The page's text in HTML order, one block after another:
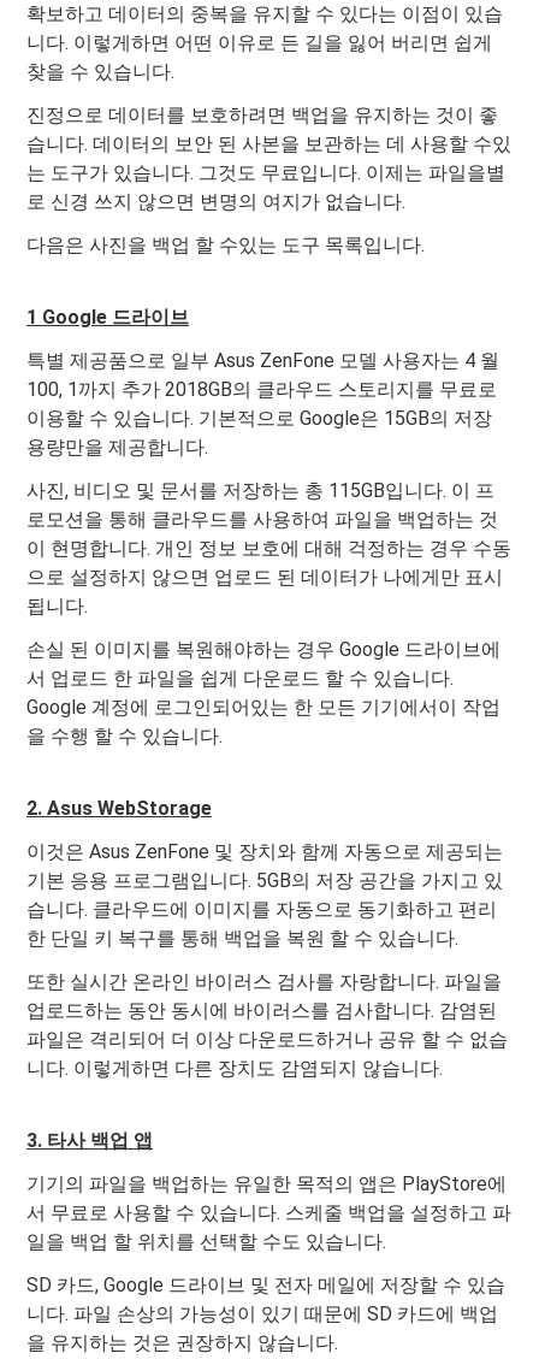
확보하고 데이터의 중복을 유지할 수 있다는 이점이 있습
니다. 이렇게하면 어떤 이유로 든 길을 잃어 버리면 쉽게
찾을 수 있습니다.
진정으로 데이터를 보호하려면 백업을 유지하는 것이 좋
습니다. 데이터의 보안 된 사본을 보관하는 데 사용할 수있
는 도구가 있습니다. 그것도 무료입니다. 이제는 파일을별
로 신경 쓰지 않으면 변명의 여지가 없습니다.
다음은 사진을 백업 할 수있는 도구 목록입니다.
1 Google 드라이브
특별 제공품으로 일부 Asus ZenFone 모델 사용자는 4 월
100, 1까지 추가 2018GB의 클라우드 스토리지를 무료로
이용할 수 있습니다. 기본적으로 Google은 15GB의 저장
용량만을 제공합니다.
사진, 비디오 및 문서를 저장하는 총 115GB입니다. 이 프
로모션을 통해 클라우드를 사용하여 파일을 백업하는 것
이 현명합니다. 개인 정보 보호에 대해 걱정하는 경우 수동
으로 설정하지 않으면 업로드 된 데이터가 나에게만 표시
됩니다.
손실 된 이미지를 복원해야하는 경우 Google 드라이브에
서 업로드 한 파일을 쉽게 다운로드 할 수 있습니다.
Google 계정에 로그인되어있는 한 모든 기기에서이 작업
을 수행 할 수 있습니다.
2. Asus WebStorage
이것은 Asus ZenFone 및 장치와 함께 자동으로 제공되는
기본 응용 프로그램입니다. 5GB의 저장 공간을 가지고 있
습니다. 클라우드에 이미지를 자동으로 동기화하고 편리
한 단일 키 복구를 통해 백업을 복원 할 수 있습니다.
또한 실시간 온라인 바이러스 검사를 자랑합니다. 파일을
업로드하는 동안 동시에 바이러스를 검사합니다. 감염된
파일은 격리되어 더 이상 다운로드하거나 공유 할 수 없습
니다. 이렇게하면 다른 장치도 감염되지 않습니다.
3. 타사 백업 앱
기기의 파일을 백업하는 유일한 목적의 앱은 PlayStore에
서 무료로 사용할 수 있습니다. 스케줄 백업을 설정하고 파
일을 백업 할 위치를 선택할 수도 있습니다.
SD 카드, Google 드라이브 및 전자 메일에 저장할 수 있습
니다. 파일 손상의 가능성이 있기 때문에 SD 카드에 백업
을 유지하는 것은 권장하지 않습니다.